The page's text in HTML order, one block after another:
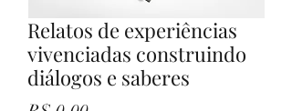
Relatos de experiências
vivenciadas construindo
diálogos e saberes